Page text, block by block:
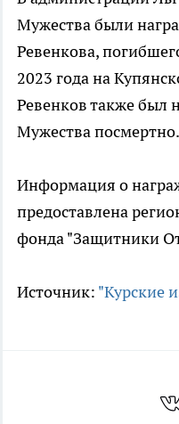
Мужества были
Ревенкова,
2023 года на
Ревенков также был
Мужества посмертно.
Информация о
предоставлена
фонда "Защитники
Источник: "Курские